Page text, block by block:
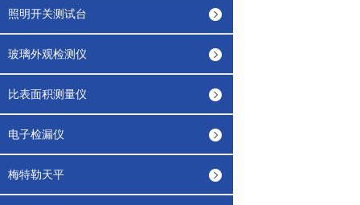
照明开关测试台
玻璃外观检测仪
比表面积测量仪
电子检漏仪
梅特勒天平